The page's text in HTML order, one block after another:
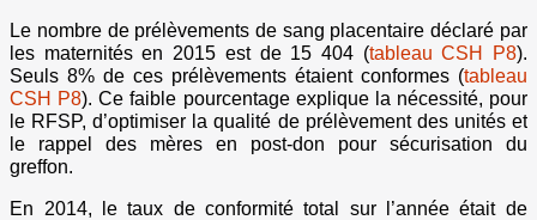
Le nombre de prélèvements de sang placentaire déclaré par
les maternités en 2015 est de 15 404 (tableau CSH P8).
Seuls 8% de ces prélèvements étaient conformes (tableau
CSH P8). Ce faible pourcentage explique la nécessité, pour
le RFSP, d’optimiser la qualité de prélèvement des unités et
le rappel des mères en post-don pour sécurisation du
greffon.
En 2014, le taux de conformité total sur l’année était de